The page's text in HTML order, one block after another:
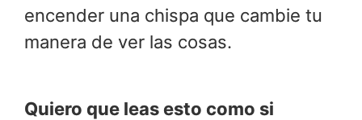
encender una chispa que cambie tu
manera de ver las cosas.
Quiero que leas esto como si